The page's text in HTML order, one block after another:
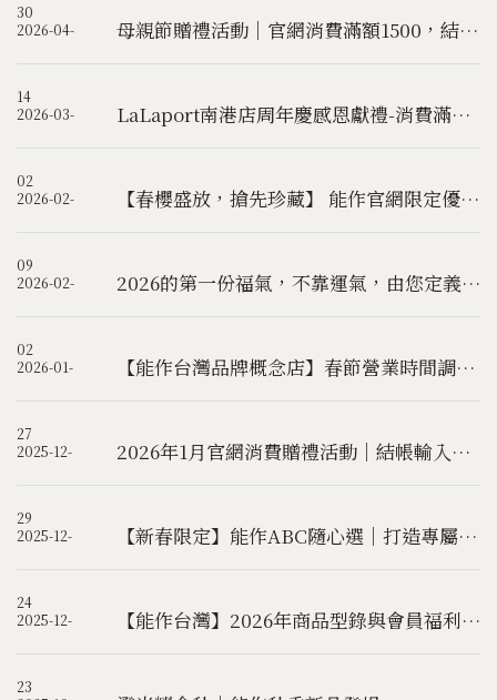
30
2026-04-
14
母親節贈禮活動｜官網消費滿額1500，結帳輸入優惠碼【dahlia】 即可獲得限量好禮(已結束)
2026-03-
02
LaLaport南港店周年慶感恩獻禮-消費滿額即獲得扭蛋機遊戲機會
2026-02-
09
【春櫻盛放，搶先珍藏】 能作官網限定優惠，2/23起首週結帳輸入優惠碼【sakura】，立享9折優惠!(已結束)
2026-02-
02
2026的第一份福氣，不靠運氣，由您定義 - 「新春隨心選」福袋，LaLaport南港店限量登場！
2026-01-
27
【能作台灣品牌概念店】春節營業時間調整&年前最後出貨日公告
2025-12-
29
2026年1月官網消費贈禮活動｜結帳輸入優惠碼2026 即可獲得限量好禮(已贈完)
2025-12-
24
【新春限定】能作ABC隨心選｜打造專屬您的6666幸運福袋
2025-12-
23
【能作台灣】2026年商品型錄與會員福利調整公告